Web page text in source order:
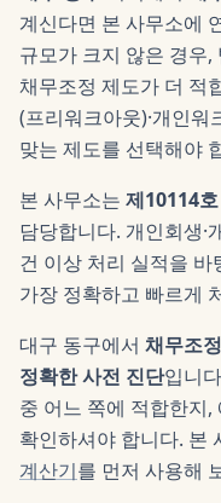
계신다면 본 사무소에
규모가 크지 않은 경우
채무조정 제도가 더 적
(프리워크아웃)·개인워
맞는 제도를 선택해야
본 사무소는 제10114호
담당합니다. 개인회생·
건 이상 처리 실적을 바
가장 정확하고 빠르게
대구 동구에서 채무조정
정확한 사전 진단입니
중 어느 쪽에 적합한지
확인하셔야 합니다. 본
계산기를 먼저 사용해